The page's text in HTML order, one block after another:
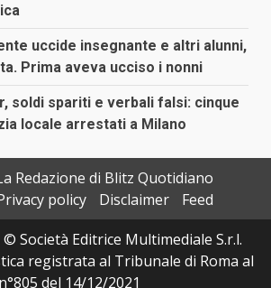
uccide insegnante e altri alunni,
Prima aveva ucciso i nonni
soldi spariti e verbali falsi: cinque
locale arrestati a Milano
Redazione di Blitz Quotidiano
policy Disclaimer
Feed
Società Editrice Multimediale S.r.l.
registrata al Tribunale di Roma al
n°805 del 14/12/2021